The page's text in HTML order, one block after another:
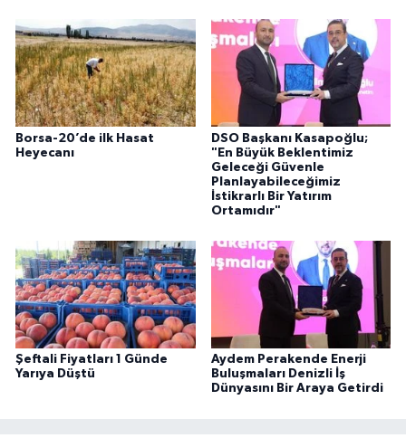
Borsa-20’de ilk Hasat
Heyecanı
DSO Başkanı Kasapoğlu;
"En Büyük Beklentimiz
Geleceği Güvenle
Planlayabileceğimiz
İstikrarlı Bir Yatırım
Ortamıdır"
Şeftali Fiyatları 1 Günde
Yarıya Düştü
Aydem Perakende Enerji
Buluşmaları Denizli İş
Dünyasını Bir Araya Getirdi